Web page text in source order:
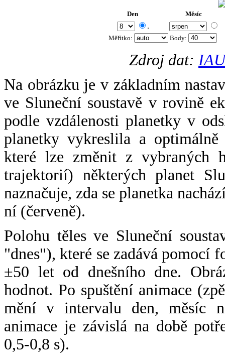
Den Měsíc
.
Měřítko: Body:
Zdroj dat:
Na obrázku je v základním
ve Sluneční soustavě v rovině
podle vzdálenosti planetky v
planetky vykreslila a
které lze změnit z vybraných
trajektorií) některých planet
naznačuje, zda se planetka
ní (červeně).
Polohu těles ve Sluneční
"dnes"), které se zadává pomocí
±50 let od dnešního dne.
hodnot. Po spuštění animace
mění v intervalu den, měsíc
animace je závislá na době
0,5-0,8 s).